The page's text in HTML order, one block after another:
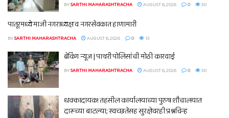
BYSARTHI MAHARASHTRACHA AUGUST 6, 2026 0 30
पातूरमध्ये माजी नगराध्यक्ष व नगरसेवकात हाणामारी
BYSARTHI MAHARASHTRACHA AUGUST 6, 2026 0 13
ब्रेकिंग न्यूज | पाथरी पोलिसांची मोठी कारवाई
BYSARTHI MAHARASHTRACHA AUGUST 6, 2026 0 30
धक्कादायक! तहसील कार्यालयाच्या पुरुष शौचालयात
दारूच्या बाटल्या; स्वच्छतेसह सुरक्षेवरही प्रश्नचिन्ह